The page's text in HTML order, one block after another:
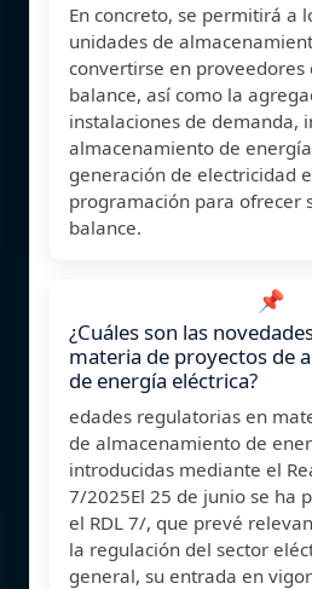
En concreto, se permitirá a
unidades de
convertirse en proveedores
balance, así como la
instalaciones de demanda,
almacenamiento de
generación de electricidad
programación para ofrecer
balance.
📌
¿Cuáles son las
materia de proyectos de
de energía eléctrica?
edades regulatorias en
de almacenamiento de
introducidas mediante el
7/2025El 25 de junio se ha
el RDL 7/, que prevé
la regulación del sector
general, su entrada en